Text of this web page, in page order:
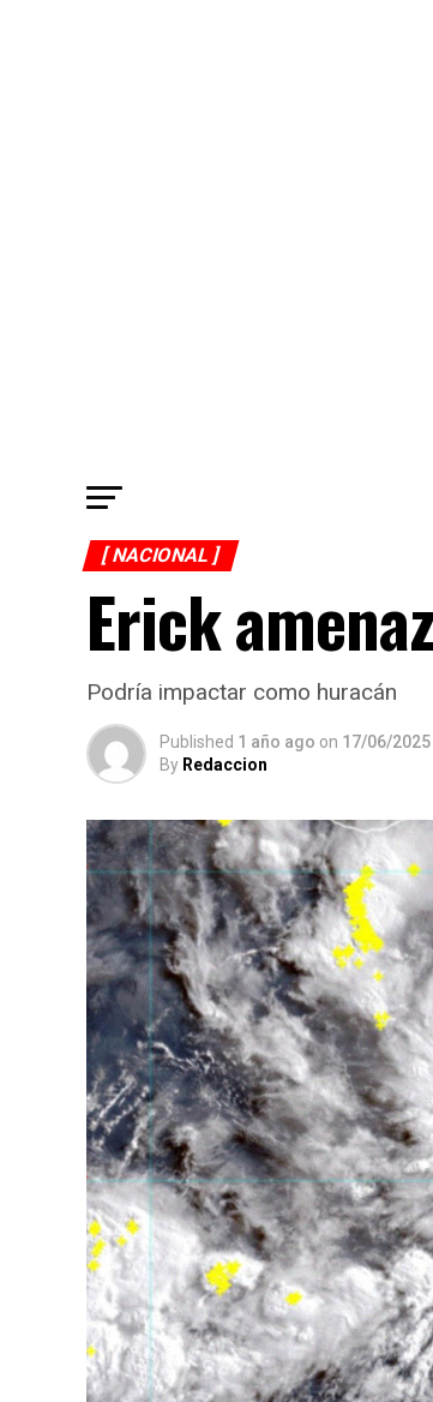
[ NACIONAL ]
Erick
Podría impactar como huracán
Published 1 año ago on 17/06/2025
By Redaccion